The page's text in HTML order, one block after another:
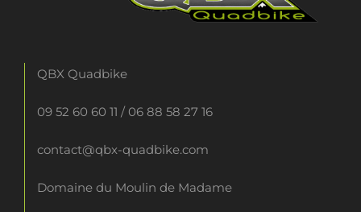
QBX Quadbike
09 52 60 60 11 / 06 88 58 27 16
contact@qbx-quadbike.com
Domaine du Moulin de Madame